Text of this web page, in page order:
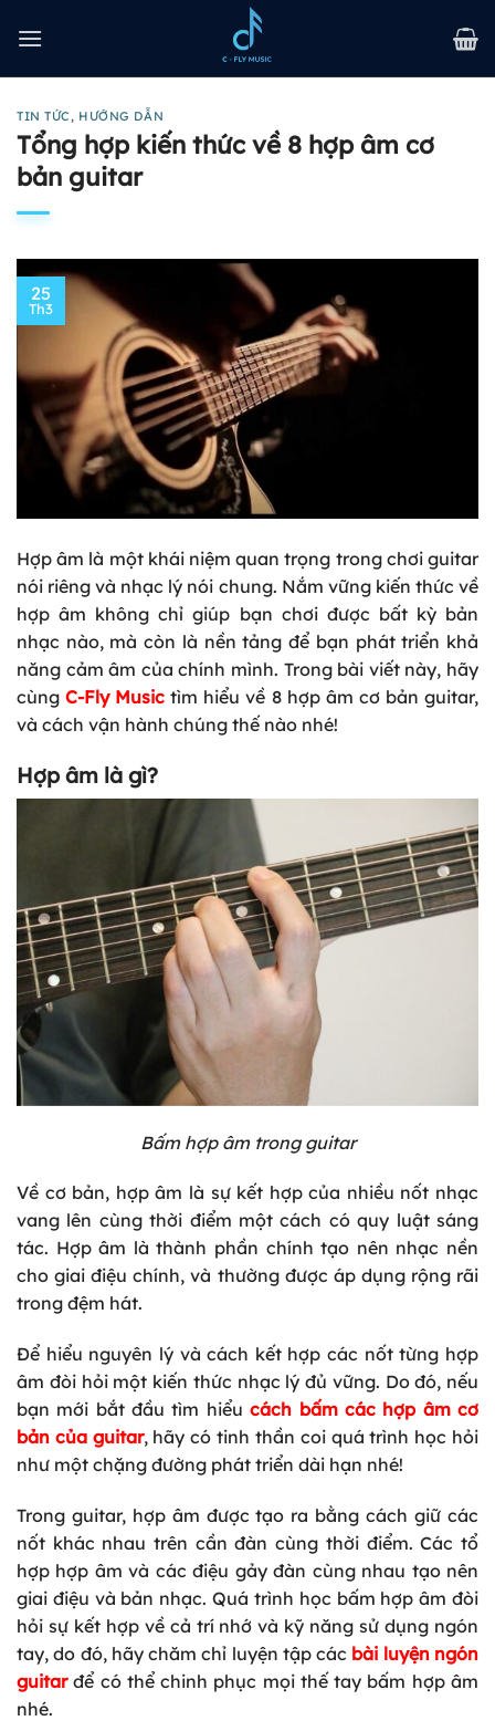
qua
TIN TỨC , HƯỚNG DẪN
Tổng hợp kiến thức về 8 hợp âm cơ
bản guitar
25
Th3
Hợp âm là một khái niệm quan trọng trong chơi guitar
nói riêng và nhạc lý nói chung. Nắm vững kiến thức về
hợp âm không chỉ giúp bạn chơi được bất kỳ bản
nhạc nào, mà còn là nền tảng để bạn phát triển khả
năng cảm âm của chính mình. Trong bài viết này, hãy
cùngC-Fly Music tìm hiểu về 8 hợp âm cơ bản guitar,
và cách vận hành chúng thế nào nhé!
Hợp âm là gì?
Bấm hợp âm trong guitar
Về cơ bản, hợp âm là sự kết hợp của nhiều nốt nhạc
vang lên cùng thời điểm một cách có quy luật sáng
tác. Hợp âm là thành phần chính tạo nên nhạc nền
cho giai điệu chính, và thường được áp dụng rộng rãi
trong đệm hát.
Để hiểu nguyên lý và cách kết hợp các nốt từng hợp
âm đòi hỏi một kiến thức nhạc lý đủ vững. Do đó, nếu
bạn mới bắt đầu tìm hiểucách bấm các hợp âm cơ
bản của guitar, hãy có tinh thần coi quá trình học hỏi
như một chặng đường phát triển dài hạn nhé!
Trong guitar, hợp âm được tạo ra bằng cách giữ các
nốt khác nhau trên cần đàn cùng thời điểm. Các tổ
hợp hợp âm và các điệu gảy đàn cùng nhau tạo nên
giai điệu và bản nhạc. Quá trình học bấm hợp âm đòi
hỏi sự kết hợp về cả trí nhớ và kỹ năng sử dụng ngón
tay, do đó, hãy chăm chỉ luyện tập các bài luyện ngón
guitarđể có thể chinh phục mọi thế tay bấm hợp âm
nhé.